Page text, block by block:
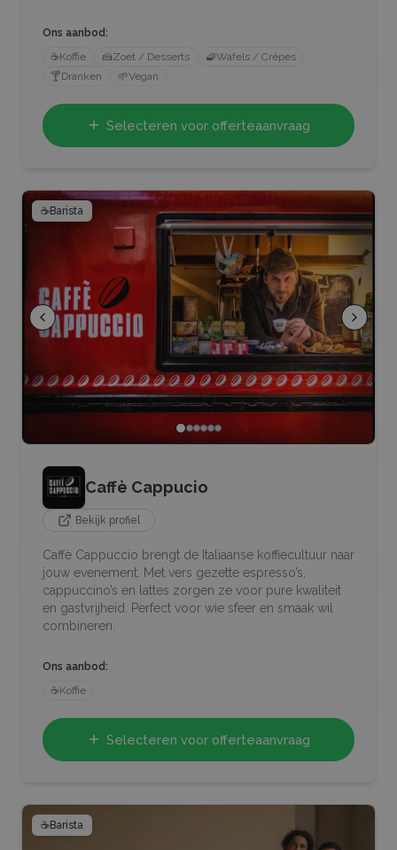
Ons aanbod:
☕Koffie 🍰Zoet / Desserts 🧇Wafels / Crêpes
🍸Dranken 🌱Vegan
Selecteren voor offerteaanvraag
☕Barista
Caffè Cappucio
Bekijk profiel
Caffè Cappuccio brengt de Italiaanse koffiecultuur naar
jouw evenement. Met vers gezette espresso’s,
cappuccino’s en lattes zorgen ze voor pure kwaliteit
en gastvrijheid. Perfect voor wie sfeer en smaak wil
combineren.
Ons aanbod:
☕Koffie
Selecteren voor offerteaanvraag
☕Barista